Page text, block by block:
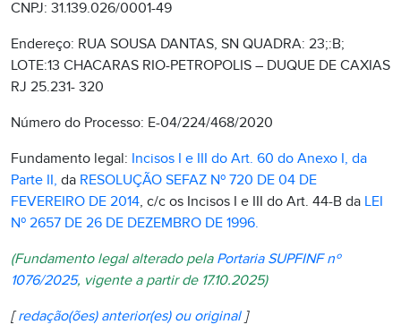
CNPJ: 31.139.026/0001-49
Endereço: RUA SOUSA DANTAS, SN QUADRA: 23;:B;
LOTE:13 CHACARAS RIO-PETROPOLIS – DUQUE DE CAXIAS
RJ 25.231- 320
Número do Processo: E-04/224/468/2020
Fundamento legal: Incisos I e III do Art. 60 do Anexo I, da
Parte II, da RESOLUÇÃO SEFAZ Nº 720 DE 04 DE
FEVEREIRO DE 2014, c/c os Incisos I e III do Art. 44-B da LEI
Nº 2657 DE 26 DE DEZEMBRO DE 1996.
(Fundamento legal alterado pela Portaria SUPFINF nº
1076/2025, vigente a partir de 17.10.2025)
[redação(ões) anterior(es) ou original ]